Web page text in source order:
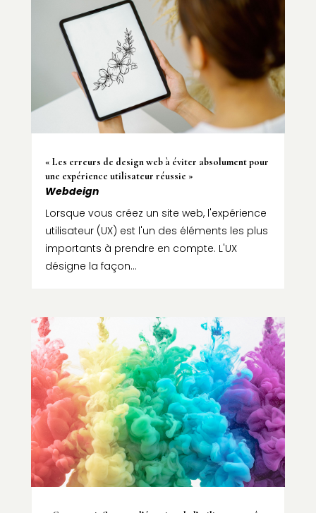
« Les erreurs de design web à éviter absolument pour
une expérience utilisateur réussie »
Webdeign
Lorsque vous créez un site web, l'expérience
utilisateur (UX) est l'un des éléments les plus
importants à prendre en compte. L'UX
désigne la façon...
« Comment influencer l’émotion de l’utilisateur grâce